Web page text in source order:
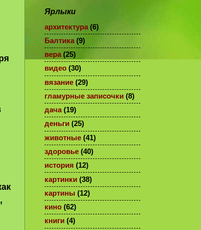
Ярлыки
архитектура (6)
Балтика (9)
вера (25)
видео (30)
вязание (29)
гламурные записочки (8)
дача (19)
деньги (25)
животные (41)
здоровье (40)
история (12)
картинки (38)
картины (12)
кино (62)
книги (4)